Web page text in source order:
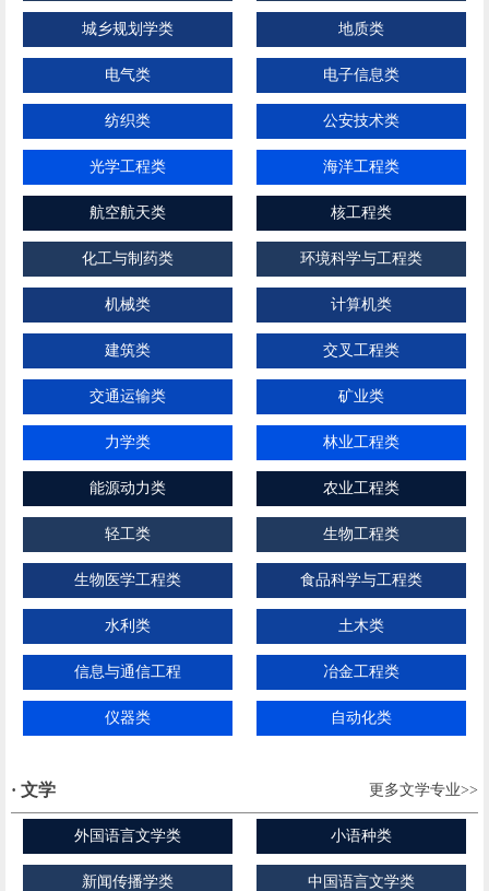
城乡规划学类 地质类
电气类 电子信息类
纺织类 公安技术类
光学工程类 海洋工程类
航空航天类 核工程类
化工与制药类 环境科学与工程类
机械类 计算机类
建筑类 交叉工程类
交通运输类 矿业类
力学类 林业工程类
能源动力类 农业工程类
轻工类 生物工程类
生物医学工程类 食品科学与工程类
水利类 土木类
信息与通信工程 冶金工程类
仪器类 自动化类
· 文学 更多文学专业>>
外国语言文学类 小语种类
新闻传播学类 中国语言文学类